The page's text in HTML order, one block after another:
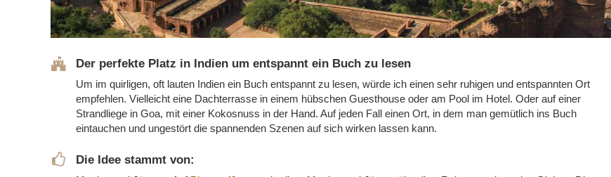
Der perfekte Platz in Indien um entspannt ein Buch zu lesen
Um im quirligen, oft lauten Indien ein Buch entspannt zu lesen, würde ich einen sehr ruhigen und entspannten Ort
empfehlen. Vielleicht eine Dachterrasse in einem hübschen Guesthouse oder am Pool im Hotel. Oder auf einer
Strandliege in Goa, mit einer Kokosnuss in der Hand. Auf jeden Fall einen Ort, in dem man gemütlich ins Buch
eintauchen und ungestört die spannenden Szenen auf sich wirken lassen kann.
Die Idee stammt von: